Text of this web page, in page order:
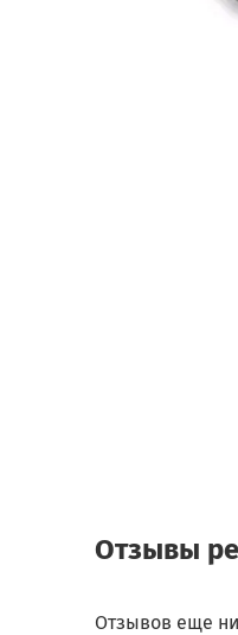
Отзывы
Отзывов еще